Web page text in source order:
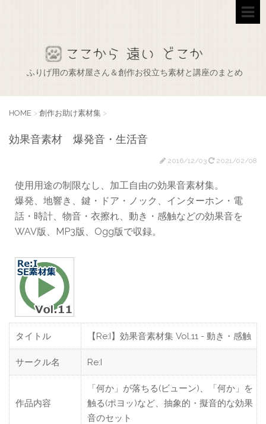
ふりげ用の素材屋さん＆創作お役立ち素材と講座のまとめ
HOME > 創作お助け素材集 >
効果音素材 爆発音・生活音
2016/12/03 2021/02/08
使用用途の制限なし、加工自由の効果音素材集。
爆発、地響き、鍵・ドア・ノック、インターホン・電
話・時計、物音・衣擦れ、動き・感触などの効果音を
WAV版、MP3版、Ogg版で収録。
タイトル 【Re:I】効果音素材集 Vol.11 - 動き・感触
サークル名 Re:I
作品内容
「何か」が落ちる(ビューン)、「何か」を
触る(ポヨッ)など、抽象的・擬音的な効果
音のセット